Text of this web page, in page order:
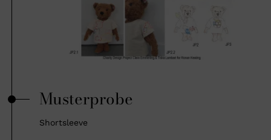
Musterprobe
Shortsleeve